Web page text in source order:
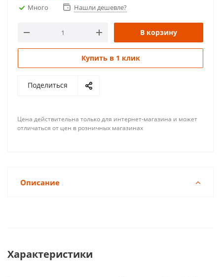
Много Нашли дешевле?
В корзину
Купить в 1 клик
Поделиться
Цена действительна только для интернет-магазина и может
отличаться от цен в розничных магазинах
Описание
Характеристики